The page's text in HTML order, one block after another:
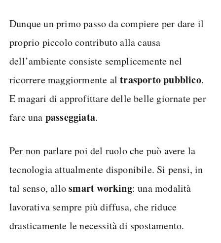
Dunque un primo passo da compiere per dare il
proprio piccolo contributo alla causa
dell’ambiente consiste semplicemente nel
ricorrere maggiormente altrasporto pubblico.
E magari di approfittare delle belle giornate per
fare una passeggiata.
Per non parlare poi del ruolo che può avere la
tecnologia attualmente disponibile. Si pensi, in
tal senso, allosmart working: una modalità
lavorativa sempre più diffusa, che riduce
drasticamente le necessità di spostamento.